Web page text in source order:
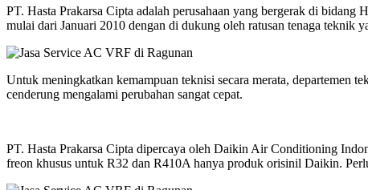
PT. Hasta Prakarsa Cipta adalah perusahaan yang bergerak di
mulai dari Januari 2010 dengan di dukung oleh ratusan tenaga teknik
Untuk meningkatkan kemampuan teknisi secara merata, departemen
cenderung mengalami perubahan sangat cepat.
PT. Hasta Prakarsa Cipta dipercaya oleh Daikin Air Conditioning
freon khusus untuk R32 dan R410A hanya produk orisinil Daikin.